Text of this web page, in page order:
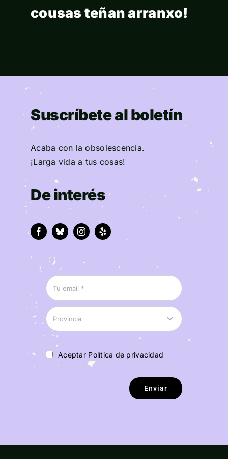
cousas teñan arranxo!
Suscríbete al boletín
Acaba con la obsolescencia.
¡Larga vida a tus cosas!
De interés
Aceptar Política de privacidad
Enviar